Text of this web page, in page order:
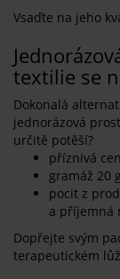
Vsaďte na jeho
textilie se
Dokonalá
jednorázová
určitě potěší?
příznivá
gramáž 20
pocit z
a příjemná
Dopřejte svým
terapeutickém